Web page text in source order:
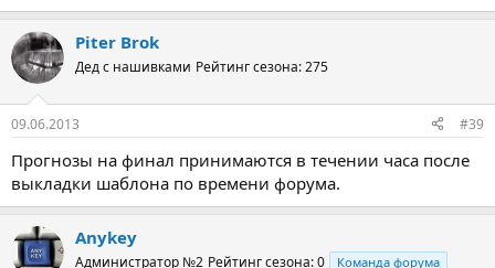
Piter Brok
Дед с нашивками Рейтинг сезона: 275
09.06.2013 #39
Прогнозы на финал принимаются в течении часа после
выкладки шаблона по времени форума.
Anykey
Администратор №2 Рейтинг сезона: 0 Команда форума